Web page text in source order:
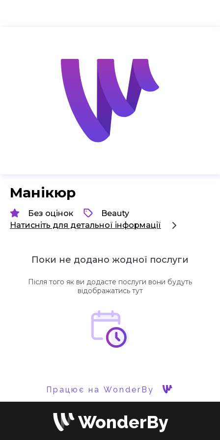
Манікюр
Без оцінок
Beauty
Натисніть для детальної інформації
Поки не додано жодної послуги
Після того як ви додасте послуги вони будуть
відображатись тут
Працює на WonderBy
WonderBy